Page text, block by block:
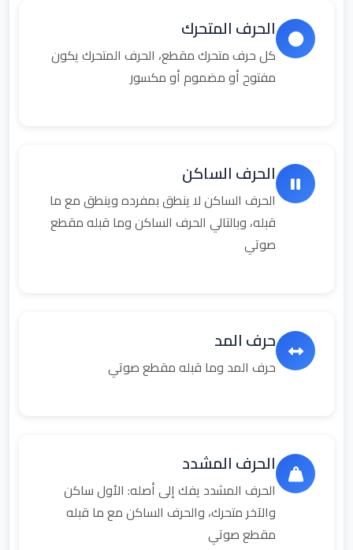
الحرف المتحرك
كل حرف متحرك مقطع، الحرف المتحرك يكون
مفتوح أو مضموم أو مكسور
الحرف الساكن
الحرف الساكن لا ينطق بمفرده وينطق مع ما
قبله، وبالتالي الحرف الساكن وما قبله مقطع
صوتي
حرف المد
حرف المد وما قبله مقطع صوتي
الحرف المشدد
الحرف المشدد يفك إلى أصله: الأول ساكن
والآخر متحرك، والحرف الساكن مع ما قبله
مقطع صوتي